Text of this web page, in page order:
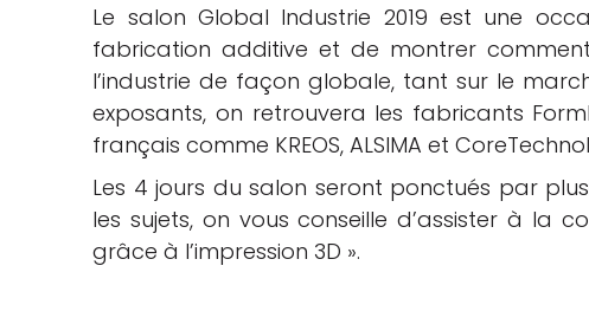
Le salon Global Industrie 2019 est une
fabrication additive et de montrer
l’industrie de façon globale, tant sur le
exposants, on retrouvera les fabricants
français comme KREOS, ALSIMA et
Les 4 jours du salon seront ponctués par
les sujets, on vous conseille d’assister à la
grâce à l’impression 3D ».